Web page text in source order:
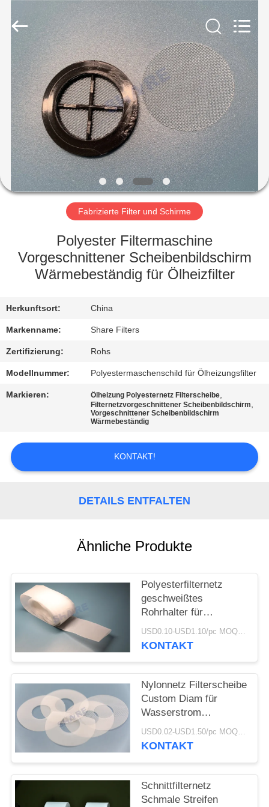
ZU
HAUSE
PRODUKTE
VIDEOS
ÜBER
WERKSBESICHTIGUNG
KONTAKT
MIT
UNS
NEUIGKEITEN
RECHTSSACHEN
SITEMAP
PRIVACY
POLICY
Limited.
Reserved.
Fabrizierte Filter und Schirme
Polyester Filtermaschine
Vorgeschnittener Scheibenbildschirm
Wärmebeständig für Ölheizfilter
Herkunftsort: China
Markenname: Share Filters
Zertifizierung: Rohs
Modellnummer: Polyestermaschenschild für Ölheizungsfilter
Markieren: Ölheizung Polyesternetz Filterscheibe,
Filternetzvorgeschnittener Scheibenbildschirm,
Vorgeschnittener Scheibenbildschirm
Wärmebeständig
KONTAKT!
DETAILS ENTFALTEN
Ähnliche Produkte
Polyesterfilternetz
geschweißtes
Rohrhalter für
Fräsmaschinen 23uM USD0.10-USD1.10/pc MOQ:100pcs
KONTAKT
Nylonnetz Filterscheibe
Custom Diam für
Wasserstrom
Geradliner im TestgerätUSD0.02-USD1.50/pc MOQ:200pcs
KONTAKT
Schnittfilternetz
Schmale Streifen